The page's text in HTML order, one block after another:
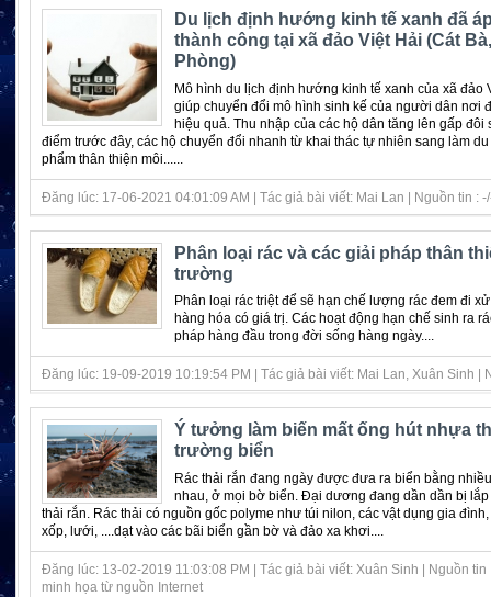
Du lịch định hướng kinh tế xanh đã
thành công tại xã đảo Việt Hải (Cát
Phòng)
Mô hình du lịch định hướng kinh tế xanh của xã đảo
giúp chuyển đổi mô hình sinh kế của người dân nơi
hiệu quả. Thu nhập của các hộ dân tăng lên gấp đôi
điểm trước đây, các hộ chuyển đổi nhanh từ khai thác tự nhiên sang làm
phẩm thân thiện môi......
Đăng lúc: 17-06-2021 04:01:09 AM | Tác giả bài viết: Mai Lan | Nguồn tin :
Phân loại rác và các giải pháp thân
trường
Phân loại rác triệt để sẽ hạn chế lượng rác đem đi
hàng hóa có giá trị. Các hoạt động hạn chế sinh ra
pháp hàng đầu trong đời sống hàng ngày....
Đăng lúc: 19-09-2019 10:19:54 PM | Tác giả bài viết: Mai Lan, Xuân Sinh |
Ý tưởng làm biến mất ống hút nhựa
trường biển
Rác thải rắn đang ngày được đưa ra biển bằng
nhau, ở mọi bờ biển. Đại dương đang dần dần bị
thải rắn. Rác thải có nguồn gốc polyme như túi nilon, các vật dụng gia
xốp, lưới, ....dạt vào các bãi biển gần bờ và đảo xa khơi....
Đăng lúc: 13-02-2019 11:03:08 PM | Tác giả bài viết: Xuân Sinh | Nguồn tin
minh họa từ nguồn Internet